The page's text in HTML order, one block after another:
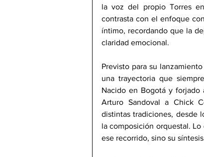
la voz del propio Torres
contrasta con el enfoque
íntimo, recordando que la
claridad emocional.
Previsto para su
una trayectoria que
Nacido en Bogotá y forjado
Arturo Sandoval a Chick
distintas tradiciones, desde
la composición orquestal.
ese recorrido, sino su